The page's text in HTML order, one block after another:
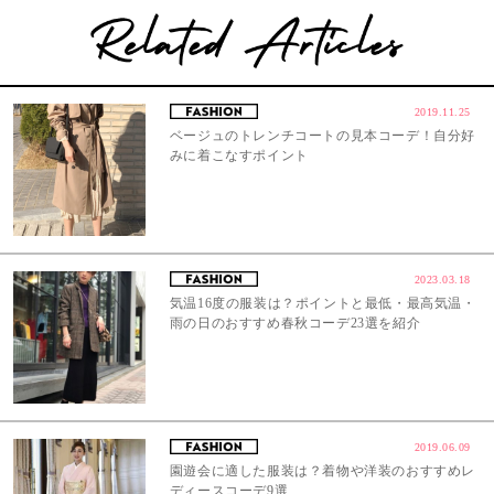
2019.11.25
ベージュのトレンチコートの見本コーデ！自分好
みに着こなすポイント
2023.03.18
気温16度の服装は？ポイントと最低・最高気温・
雨の日のおすすめ春秋コーデ23選を紹介
2019.06.09
園遊会に適した服装は？着物や洋装のおすすめレ
ディースコーデ9選